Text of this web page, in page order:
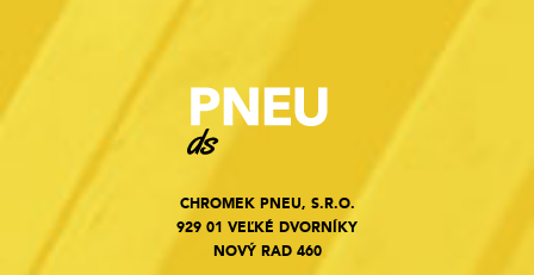
CHROMEK PNEU, S.R.O.
929 01 VEĽKÉ DVORNÍKY
NOVÝ RAD 460